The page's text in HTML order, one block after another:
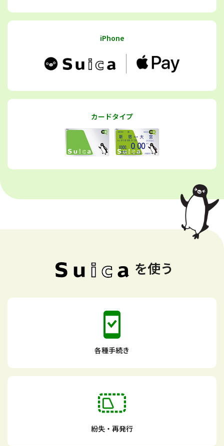
iPhone
カードタイプ
を使う
各種手続き
紛失・再発行